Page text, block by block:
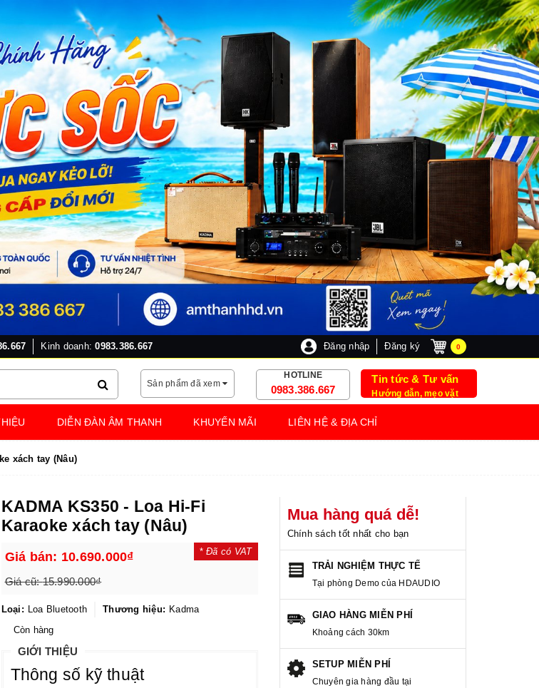
Kinh doanh:0983.386.667 0
Đăng nhập Đăng ký
Sản phẩm đã xem
HOTLINE
0983.386.667
Tin tức & Tư vấn
Hướng dẫn, mẹo vặt
DIỄN ĐÀN ÂM THANH KHUYẾN MÃI LIÊN HỆ & ĐỊA CHỈ
xách tay (Nâu)
KADMA KS350 - Loa Hi-Fi
Karaoke xách tay (Nâu)
Giá bán: 10.690.000₫
Giá cũ:15.990.000₫
*Đã có VAT
Loại: Loa Bluetooth Thương hiệu: Kadma
Còn hàng
GIỚI THIỆU
Thông số kỹ thuật
Mua hàng quá dễ!
Chính sách tốt nhất cho bạn
TRẢI NGHIỆM THỰC TẾ
Tại phòng Demo của HDAUDIO
GIAO HÀNG MIỄN PHÍ
Khoảng cách 30km
SETUP MIỄN PHÍ
Chuyên gia hàng đầu tại